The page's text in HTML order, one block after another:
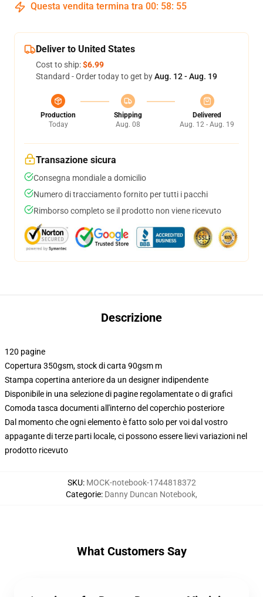
Questa vendita termina tra 00: 58: 54
Deliver to United States
Cost to ship:$6.99
Standard - Order today to get byAug. 12 - Aug. 19
Production
Today
Shipping
Aug. 08
Delivered
Aug. 12 - Aug. 19
Transazione sicura
Consegna mondiale a domicilio
Numero di tracciamento fornito per tutti i pacchi
Rimborso completo se il prodotto non viene ricevuto
Descrizione
120 pagine
Copertura 350gsm, stock di carta 90gsm m
Stampa copertina anteriore da un designer indipendente
Disponibile in una selezione di pagine regolamentate o di grafici
Comoda tasca documenti all'interno del coperchio posteriore
Dal momento che ogni elemento è fatto solo per voi dal vostro
appagante di terze parti locale, ci possono essere lievi variazioni nel
prodotto ricevuto
SKU: MOCK-notebook-1744818372
Categorie: Danny Duncan Notebook,
What Customers Say